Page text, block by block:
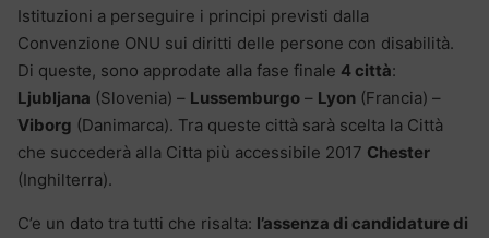
Istituzioni a perseguire i principi previsti dalla
Convenzione ONU sui diritti delle persone con disabilità.
Di queste, sono approdate alla fase finale 4 città:
Ljubljana (Slovenia) – Lussemburgo – Lyon (Francia) –
Viborg (Danimarca). Tra queste città sarà scelta la Città
che succederà alla Citta più accessibile 2017 Chester
(Inghilterra).
C’e un dato tra tutti che risalta: l’assenza di candidature di